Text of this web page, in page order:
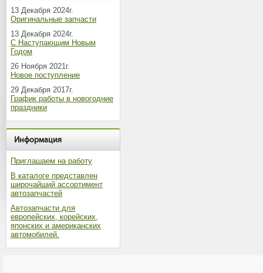
13 Декабря 2024г.
Оригинальные запчасти
13 Декабря 2024г.
С Наступающим Новым
Годом
26 Ноября 2021г.
Новое поступление
29 Декабря 2017г.
График работы в новогодние
праздники
Информация
Приглашаем на работу
В каталоге представлен
широчайший ассортимент
автозапчастей
Автозапчасти для
европейских, корейских,
японских и американских
автомобилей.